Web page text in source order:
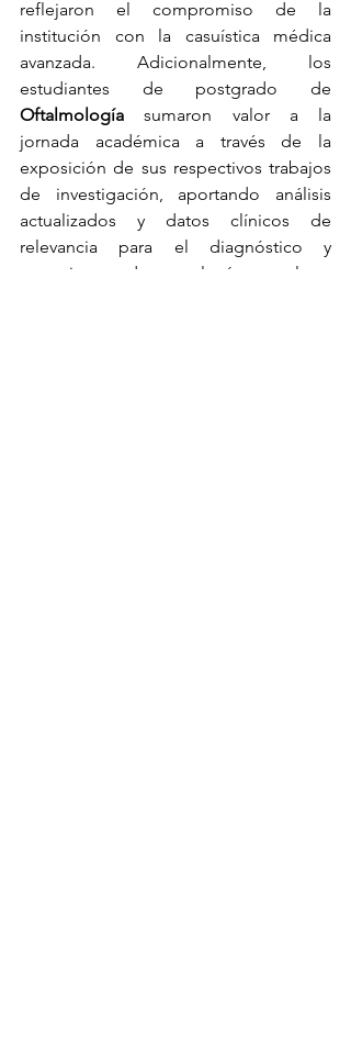
reflejaron el compromiso de la
institución con la casuística médica
avanzada. Adicionalmente, los
Oftalmología sumaron valor a la
jornada académica a través de la
exposición de sus respectivos trabajos
de investigación, aportando análisis
actualizados y datos clínicos de
relevancia para el diagnóstico y
tratamiento de patologías oculares